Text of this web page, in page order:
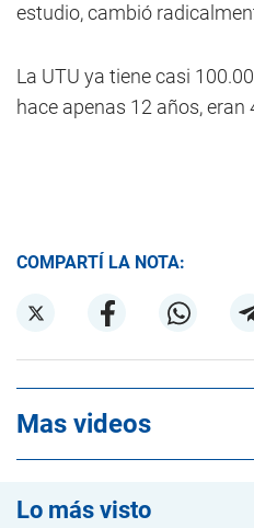
estudio, cambió
La UTU ya tiene casi
hace apenas 12 años, eran
COMPARTÍ LA NOTA:
Mas videos
Lo más visto